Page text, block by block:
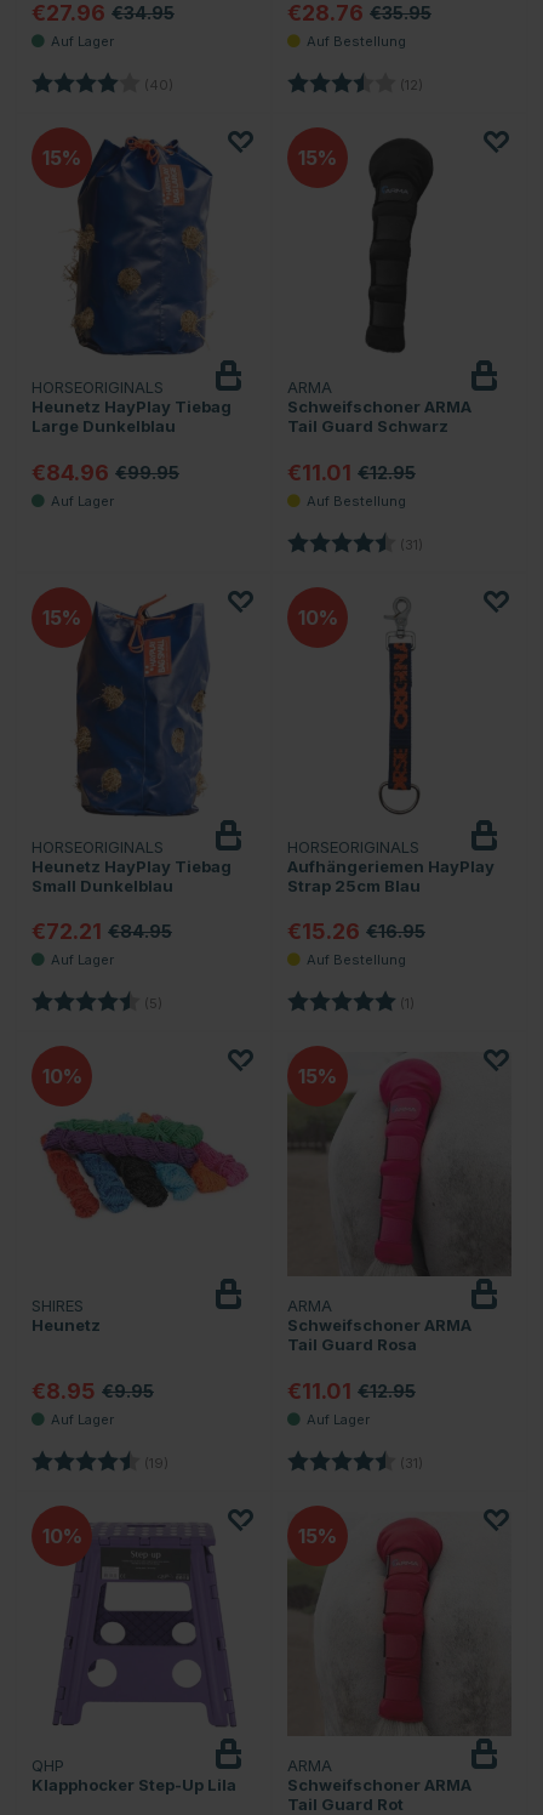
€27.96 €34.95
Bewertung: (40) 4.0 von 5 Sternen
€28.76 €35.95
Bewertung: (12)
15
HORSEORIGINALS
Heunetz HayPlay Tiebag
Large Dunkelblau
€84.96 €99.95
15
ARMA
Schweifschoner ARMA
Tail Guard Schwarz
€11.01 €12.95
Bewertung: (31)
15
HORSEORIGINALS
Heunetz HayPlay Tiebag
Small Dunkelblau
€72.21 €84.95
Bewertung: (5)
10
HORSEORIGINALS
Aufhängeriemen HayPlay
Strap 25cm Blau
€15.26 €16.95
Bewertung: (1)
10
SHIRES
Heunetz
€8.95 €9.95
Bewertung: (19) 4.2 von 5 Sternen
15
ARMA
Schweifschoner ARMA
Tail Guard Rosa
€11.01 €12.95
Bewertung: (31)
10
QHP
Klapphocker Step-Up Lila
15
ARMA
Schweifschoner ARMA
Tail Guard Rot